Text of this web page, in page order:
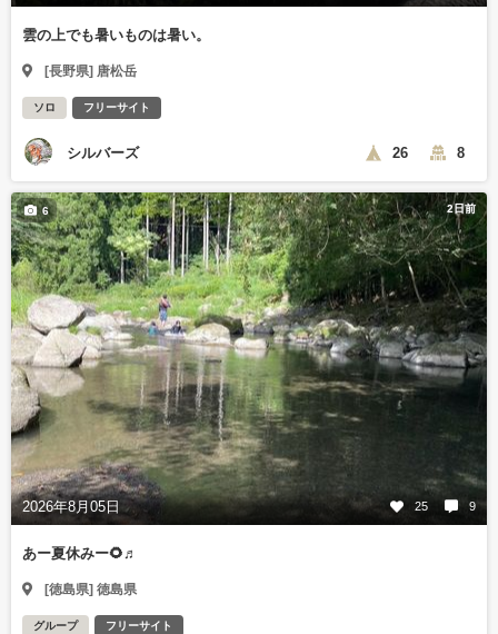
雲の上でも暑いものは暑い。
[長野県] 唐松岳
ソロ フリーサイト
シルバーズ 26 8
2日前
2026年8月05日 25 9
6
あー夏休みー🌻♬
[徳島県] 徳島県
グループ フリーサイト